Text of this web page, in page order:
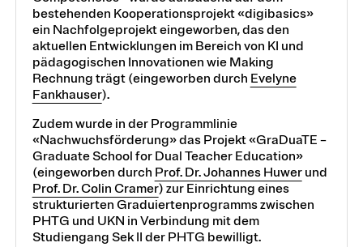
bestehenden Kooperationsprojekt «digibasics»
ein Nachfolgeprojekt eingeworben, das den
aktuellen Entwicklungen im Bereich von KI und
pädagogischen Innovationen wie Making
Rechnung trägt (eingeworben durch Evelyne
Fankhauser).
Zudem wurde in der Programmlinie
«Nachwuchsförderung» das Projekt «GraDuaTE –
Graduate School for Dual Teacher Education»
(eingeworben durch Prof. Dr. Johannes Huwerund
Prof. Dr. Colin Cramer) zur Einrichtung eines
strukturierten Graduiertenprogramms zwischen
PHTG und UKN in Verbindung mit dem
Studiengang Sek II der PHTG bewilligt.